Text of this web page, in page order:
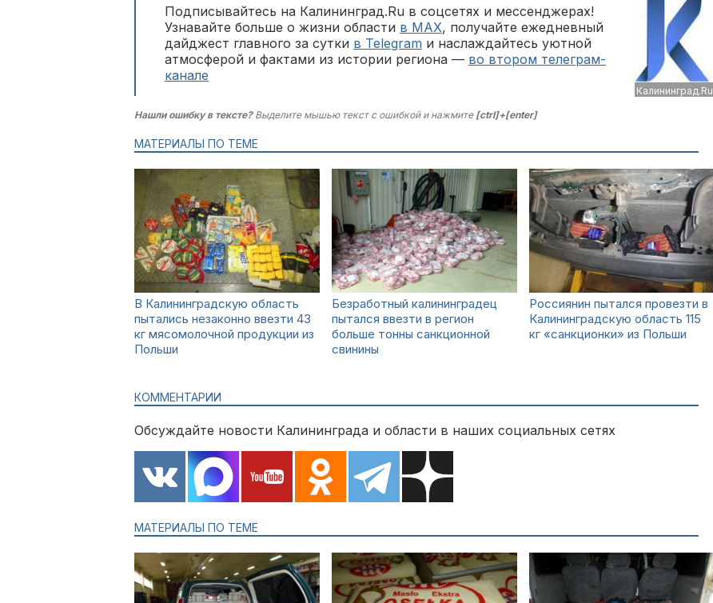
Калининград.Ru
Подписывайтесь на Калининград.Ru в соцсетях и мессенджерах!
Узнавайте больше о жизни области в MAX, получайте ежедневный
дайджест главного за сутки в Telegram и наслаждайтесь уютной
атмосферой и фактами из истории региона — во втором телеграм-
канале
Нашли ошибку в тексте?Выделите мышью текст с ошибкой и нажмите [ctrl]+[enter]
МАТЕРИАЛЫ ПО ТЕМЕ
В Калининградскую область
пытались незаконно ввезти 43
кг мясомолочной продукции из
Польши
Безработный калининградец
пытался ввезти в регион
больше тонны санкционной
свинины
Россиянин пытался провезти в
Калининградскую область 115
кг «санкционки» из Польши
КОММЕНТАРИИ
Обсуждайте новости Калининграда и области в наших социальных сетях
МАТЕРИАЛЫ ПО ТЕМЕ